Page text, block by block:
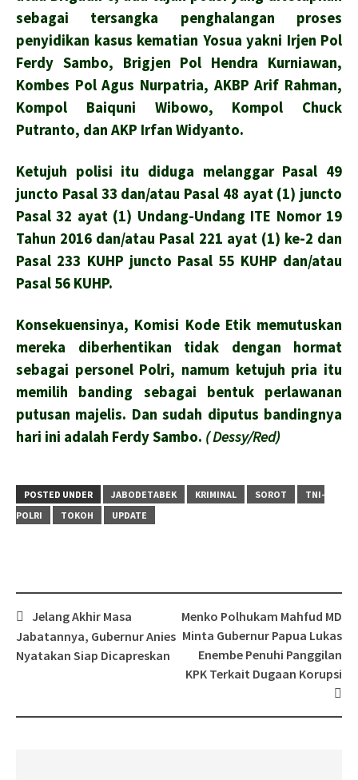
sebagai tersangka penghalangan proses
penyidikan kasus kematian Yosua yakni Irjen Pol
Ferdy Sambo, Brigjen Pol Hendra Kurniawan,
Kombes Pol Agus Nurpatria, AKBP Arif Rahman,
Kompol Baiquni Wibowo, Kompol Chuck
Putranto, dan AKP Irfan Widyanto.
Ketujuh polisi itu diduga melanggar Pasal 49
juncto Pasal 33 dan/atau Pasal 48 ayat (1) juncto
Pasal 32 ayat (1) Undang-Undang ITE Nomor 19
Tahun 2016 dan/atau Pasal 221 ayat (1) ke-2 dan
Pasal 233 KUHP juncto Pasal 55 KUHP dan/atau
Pasal 56 KUHP.
Konsekuensinya, Komisi Kode Etik memutuskan
mereka diberhentikan tidak dengan hormat
sebagai personel Polri, namum ketujuh pria itu
memilih banding sebagai bentuk perlawanan
putusan majelis. Dan sudah diputus bandingnya
hari ini adalah Ferdy Sambo. ( Dessy/Red)
POSTED UNDER JABODETABEK KRIMINAL SOROT
TNI-
POLRI
TOKOH UPDATE
Post
navigation
Jelang Akhir Masa
Jabatannya, Gubernur Anies
Nyatakan Siap Dicapreskan
Menko Polhukam Mahfud MD
Minta Gubernur Papua Lukas
Enembe Penuhi Panggilan
KPK Terkait Dugaan Korupsi